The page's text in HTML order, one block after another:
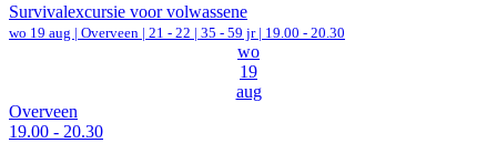
Survivalexcursie voor volwassene
wo 19 aug | Overveen | 21 - 22 | 35 - 59 jr | 19.00 - 20.30
wo
19
aug
Overveen
19.00 - 20.30